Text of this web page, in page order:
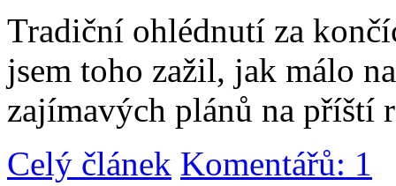
Tradiční ohlédnutí za
jsem toho zažil, jak málo
zajímavých plánů na příští
Celý článek Komentářů: 1